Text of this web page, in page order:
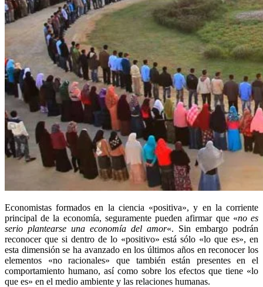
Economistas formados en la ciencia «positiva», y en la corriente
principal de la economía, seguramente pueden afirmar que «no es
serio plantearse una economía del amor«. Sin embargo podrán
reconocer que si dentro de lo «positivo» está sólo «lo que es», en
esta dimensión se ha avanzado en los últimos años en reconocer los
elementos «no racionales» que también están presentes en el
comportamiento humano, así como sobre los efectos que tiene «lo
que es» en el medio ambiente y las relaciones humanas.